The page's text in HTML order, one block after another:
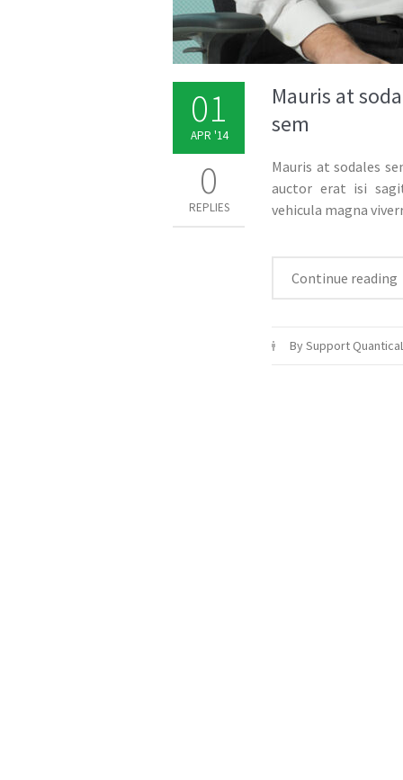
01
APR '14
0
REPLIES
Mauris at
sem
Mauris at sodales
auctor erat isi
vehicula magna
Continue reading
By Support